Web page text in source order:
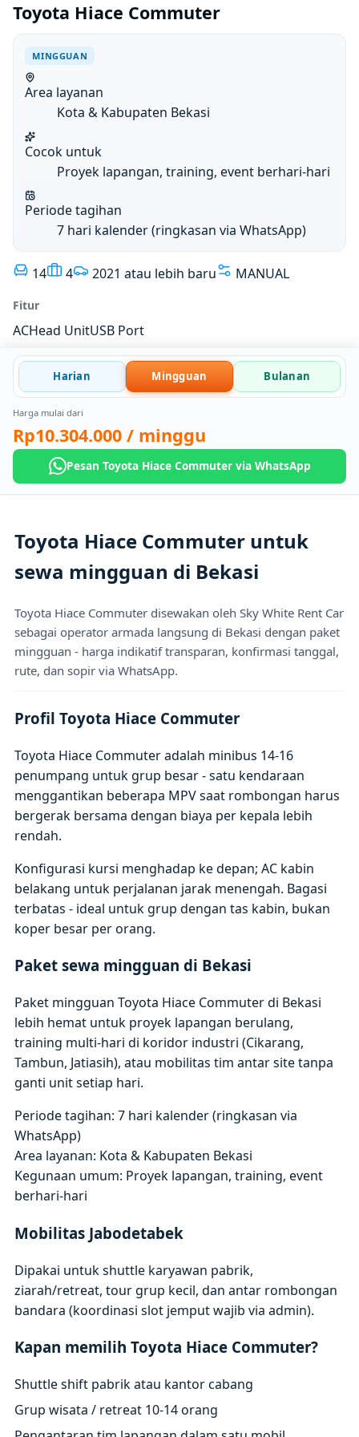
Toyota Hiace Commuter
MINGGUAN
Area layanan
Kota & Kabupaten Bekasi
Cocok untuk
Proyek lapangan, training, event berhari-hari
Periode tagihan
7 hari kalender (ringkasan via WhatsApp)
14 4 2021 atau lebih baru MANUAL
Fitur
ACHead UnitUSB Port
Harian Mingguan Bulanan
Harga mulai dari
Rp10.304.000 / minggu
Pesan Toyota Hiace Commuter via WhatsApp
Toyota Hiace Commuter untuk
sewa mingguan di Bekasi
Toyota Hiace Commuter disewakan oleh Sky White Rent Car
sebagai operator armada langsung di Bekasi dengan paket
mingguan - harga indikatif transparan, konfirmasi tanggal,
rute, dan sopir via WhatsApp.
Profil Toyota Hiace Commuter
Toyota Hiace Commuter adalah minibus 14-16
penumpang untuk grup besar - satu kendaraan
menggantikan beberapa MPV saat rombongan harus
bergerak bersama dengan biaya per kepala lebih
rendah.
Konfigurasi kursi menghadap ke depan; AC kabin
belakang untuk perjalanan jarak menengah. Bagasi
terbatas - ideal untuk grup dengan tas kabin, bukan
koper besar per orang.
Paket sewa mingguan di Bekasi
Paket mingguan Toyota Hiace Commuter di Bekasi
lebih hemat untuk proyek lapangan berulang,
training multi-hari di koridor industri (Cikarang,
Tambun, Jatiasih), atau mobilitas tim antar site tanpa
ganti unit setiap hari.
Periode tagihan: 7 hari kalender (ringkasan via
WhatsApp)
Area layanan: Kota & Kabupaten Bekasi
Kegunaan umum: Proyek lapangan, training, event
berhari-hari
Mobilitas Jabodetabek
Dipakai untuk shuttle karyawan pabrik,
ziarah/retreat, tour grup kecil, dan antar rombongan
bandara (koordinasi slot jemput wajib via admin).
Kapan memilih Toyota Hiace Commuter?
Shuttle shift pabrik atau kantor cabang
Grup wisata / retreat 10-14 orang